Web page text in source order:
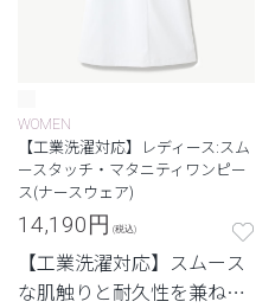
WOMEN
【工業洗濯対応】レディース:スム
ースタッチ・マタニティワンピー
ス(ナースウェア)
14,190円 (税込)
【工業洗濯対応】スムース
な肌触りと耐久性を兼ね備